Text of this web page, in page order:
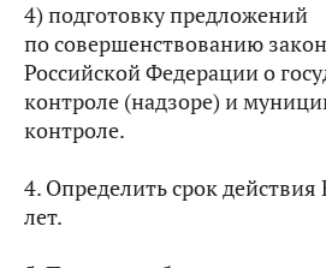
4) подготовку предложений
по совершенствованию
Российской Федерации о
контроле (надзоре) и
контроле.
4. Определить срок
лет.